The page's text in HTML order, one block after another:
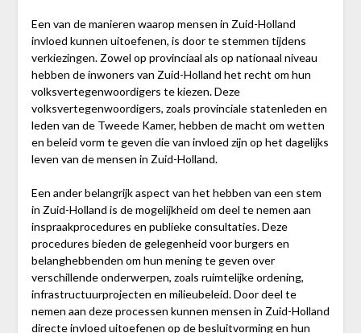
Een van de manieren waarop mensen in Zuid-Holland
invloed kunnen uitoefenen, is door te stemmen tijdens
verkiezingen. Zowel op provinciaal als op nationaal niveau
hebben de inwoners van Zuid-Holland het recht om hun
volksvertegenwoordigers te kiezen. Deze
volksvertegenwoordigers, zoals provinciale statenleden en
leden van de Tweede Kamer, hebben de macht om wetten
en beleid vorm te geven die van invloed zijn op het dagelijks
leven van de mensen in Zuid-Holland.
Een ander belangrijk aspect van het hebben van een stem
in Zuid-Holland is de mogelijkheid om deel te nemen aan
inspraakprocedures en publieke consultaties. Deze
procedures bieden de gelegenheid voor burgers en
belanghebbenden om hun mening te geven over
verschillende onderwerpen, zoals ruimtelijke ordening,
infrastructuurprojecten en milieubeleid. Door deel te
nemen aan deze processen kunnen mensen in Zuid-Holland
directe invloed uitoefenen op de besluitvorming en hun